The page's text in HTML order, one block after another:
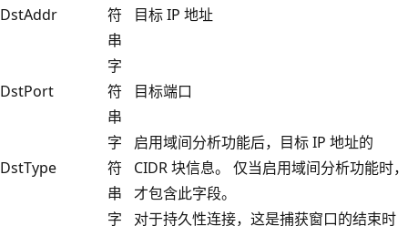
DstAddr
符
串
目标 IP 地址
DstPort
字
符
串
目标端口
DstType
字
符
串
启用域间分析功能后，目标 IP 地址的
CIDR 块信息。 仅当启用域间分析功能时，
才包含此字段。
字
对于持久性连接，这是捕获窗口的结束时